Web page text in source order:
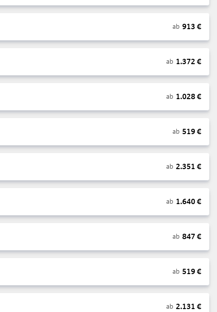
ab 913 €
ab 1.372 €
ab 1.028€
ab 519€
ab 2.351 €
ab 1.640€
ab 847 €
ab 519€
ab 2.131 €